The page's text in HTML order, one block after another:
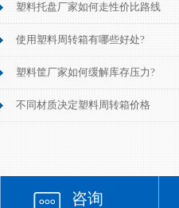
塑料托盘厂家如何走性价比路线
使用塑料周转箱有哪些好处?
塑料筐厂家如何缓解库存压力?
不同材质决定塑料周转箱价格
咨询